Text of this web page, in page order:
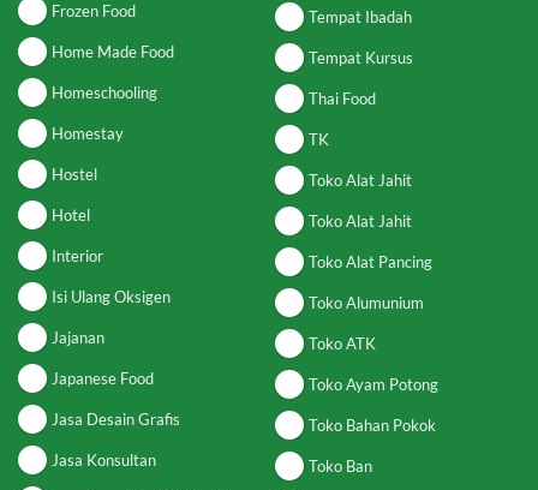
Frozen Food
Home Made Food
Homeschooling
Homestay
Hostel
Hotel
Interior
Isi Ulang Oksigen
Jajanan
Japanese Food
Jasa Desain Grafis
Jasa Konsultan
Tempat Ibadah
Tempat Kursus
Thai Food
TK
Toko Alat Jahit
Toko Alat Jahit
Toko Alat Pancing
Toko Alumunium
Toko ATK
Toko Ayam Potong
Toko Bahan Pokok
Toko Ban